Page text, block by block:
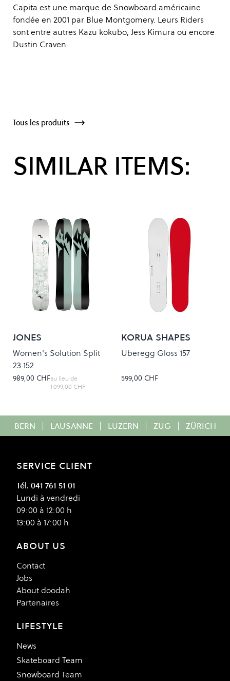
Capita est une marque de Snowboard américaine
fondée en 2001 par Blue Montgomery. Leurs Riders
sont entre autres Kazu kokubo, Jess Kimura ou encore
Dustin Craven.
Tous les produits
SIMILAR ITEMS:
JONES
Women's Solution Split
23 152
989,00 CHFau lieu de
1 099,00 CHF
KORUA SHAPES
Überegg Gloss 157
599,00 CHF
BERN | LAUSANNE | LUZERN | ZUG | ZÜRICH
SERVICE CLIENT
Tél. 041 761 51 01
Lundi à vendredi
09:00 à 12:00 h
13:00 à 17:00 h
ABOUT US
Contact
Jobs
About doodah
Partenaires
LIFESTYLE
News
Skateboard Team
Snowboard Team